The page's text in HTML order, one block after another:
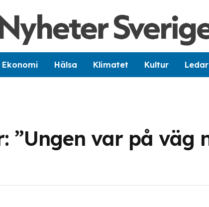
Ekonomi Hälsa Klimatet Kultur
”Ungen var på väg